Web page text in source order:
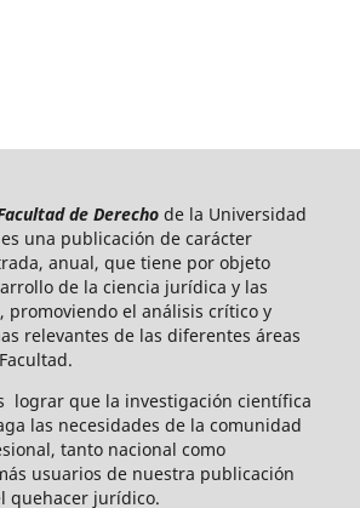
de Derecho de la Universidad
una publicación de carácter
anual, que tiene por objeto
de la ciencia jurídica y las
promoviendo el análisis crítico y
relevantes de las diferentes áreas
lograr que la investigación científica
las necesidades de la comunidad
tanto nacional como
usuarios de nuestra publicación
quehacer jurídico.